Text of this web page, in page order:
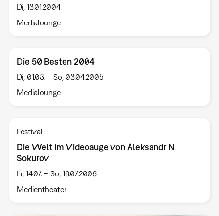
Di, 13.01.2004
Medialounge
Die 50 Besten 2004
Di, 01.03. – So, 03.04.2005
Medialounge
Festival
Die Welt im Videoauge von Aleksandr N.
Sokurov
Fr, 14.07. – So, 16.07.2006
Medientheater